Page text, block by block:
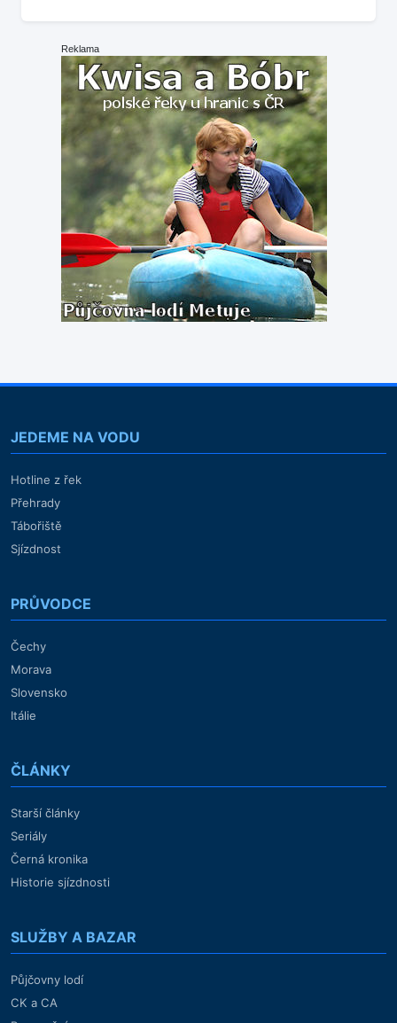
Reklama
JEDEME NA VODU
Hotline z řek
Přehrady
Tábořiště
Sjízdnost
PRŮVODCE
Čechy
Morava
Slovensko
Itálie
ČLÁNKY
Starší články
Seriály
Černá kronika
Historie sjízdnosti
SLUŽBY A BAZAR
Půjčovny lodí
CK a CA